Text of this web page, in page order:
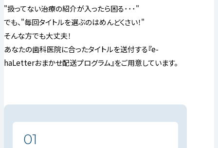
"扱ってない治療の紹介が入ったら困る･･･"
でも、"毎回タイトルを選ぶのはめんどくさい！"
そんな方でも大丈夫！
あなたの歯科医院に合ったタイトルを送付する『e-
haLetterおまかせ配送プログラム』をご用意しています。
01